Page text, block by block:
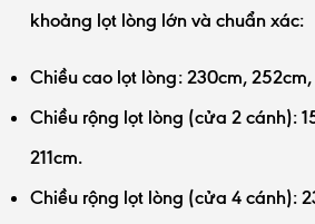
khoảng lọt lòng lớn và chuẩn xác:
Chiều cao lọt lòng: 230cm,
Chiều rộng lọt lòng (cửa 2 cánh):
211cm.
Chiều rộng lọt lòng (cửa 4 cánh):